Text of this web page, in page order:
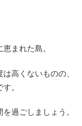
まれた島。
高くないものの、
。
過ごしましょう。